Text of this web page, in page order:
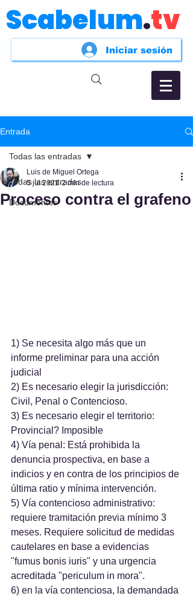
Scabelum.tv
Iniciar sesión
Entrada
Todas las entradas
Documentos
Todas las entradas
Proceso contra el grafeno
Luis de Miguel Ortega
5 jul 2021 2 min de lectura
1) Se necesita algo más que un
informe preliminar para una acción
judicial
2) Es necesario elegir la jurisdicción:
Civil, Penal o Contencioso.
3) Es necesario elegir el territorio:
Provincial? Imposible
4) Vía penal: Está prohibida la
denuncia prospectiva, en base a
indicios y en contra de los principios de
última ratio y mínima intervención.
5) Vía contencioso administrativo:
requiere tramitación previa mínimo 3
meses. Requiere solicitud de medidas
cautelares en base a evidencias
"fumus bonis iuris" y una urgencia
acreditada "periculum in mora".
6) en la vía contenciosa, la demandada